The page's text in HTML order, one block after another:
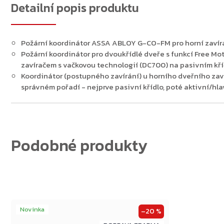
Detailní popis produktu
Požární koordinátor ASSA ABLOY G-CO-FM pro horní
Požární koordinátor pro dvoukřídlé dveře s funkcí Free
zavíračem s vačkovou technologií (DC700) na pasivním
Koordinátor (postupného zavírání) u horního dveřního
správném pořadí - nejprve pasivní křídlo, poté aktivní/
Novinka –20 %
Zpět do obchodu